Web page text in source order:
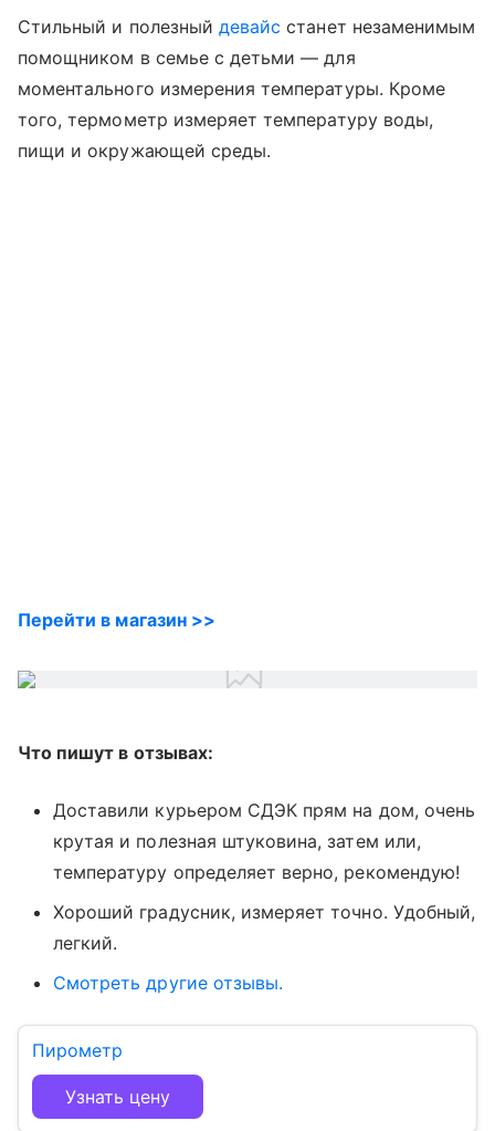
Стильный и полезный девайс станет незаменимым
помощником в семье с детьми — для
моментального измерения температуры. Кроме
того, термометр измеряет температуру воды,
пищи и окружающей среды.
Перейти в магазин >>
Что пишут в отзывах:
Доставили курьером СДЭК прям на дом, очень
крутая и полезная штуковина, затем или,
температуру определяет верно, рекомендую!
Хороший градусник, измеряет точно. Удобный,
легкий.
Смотреть другие отзывы.
Пирометр
Узнать цену